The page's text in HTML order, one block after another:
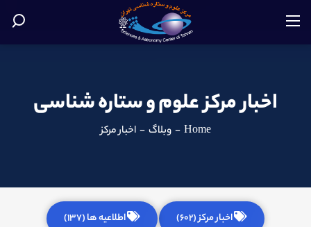
اخبار مرکز علوم و ستاره شناسی
Home
- وبلاگ - اخبار مرکز
اخبار مرکز (602) اطلاعیه ها (137)